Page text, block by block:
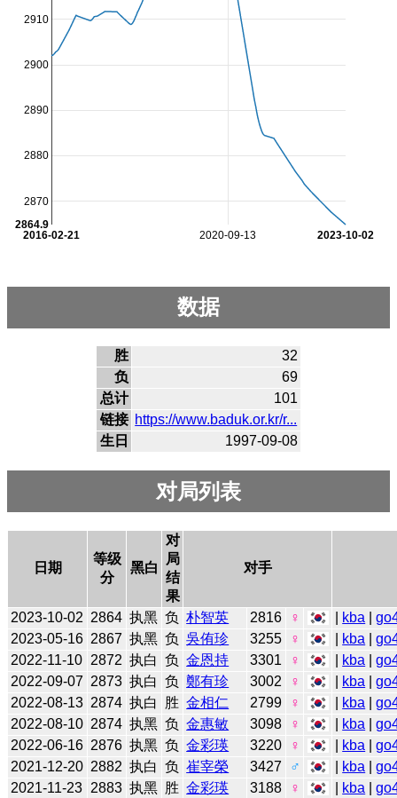
2020-09-13
2016-02-21 2023-10-02
2870
2880
2890
2900
2910
2864.9
数据
胜
32
负
69
总计
101
链接 https://www.baduk.or.kr/r...
生日
1997-09-08
对局列表
日期
等级
分
黑白
对
局
结
果
对手
2023-10-02 2864 执黑 负 朴智英 2816 ♀ kba |
2023-05-16 2867 执黑 负 吳侑珍 3255 ♀ kba |
2022-11-10 2872 执白 负 金恩持 3301 ♀ kba |
2022-09-07 2873 执白 负 鄭有珍 3002 ♀ kba |
2022-08-13 2874 执白 胜 金相仁 2799 ♀ kba |
2022-08-10 2874 执黑 负 金惠敏 3098 ♀ kba |
2022-06-16 2876 执黑 负 金彩瑛 3220 ♀ kba |
2021-12-20 2882 执白 负 崔宰榮 3427 ♂ kba |
2021-11-23 2883 执黑 胜 金彩瑛 3188 ♀ kba |